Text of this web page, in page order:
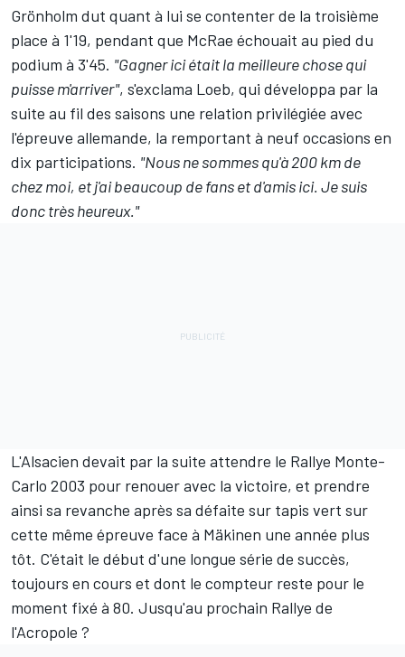
Grönholm dut quant à lui se contenter de la troisième
place à 1'19, pendant que McRae échouait au pied du
podium à 3'45. "Gagner ici était la meilleure chose qui
puisse m'arriver", s'exclama Loeb, qui développa par la
suite au fil des saisons une relation privilégiée avec
l'épreuve allemande, la remportant à neuf occasions en
dix participations. "Nous ne sommes qu'à 200 km de
chez moi, et j'ai beaucoup de fans et d'amis ici. Je suis
donc très heureux."
L'Alsacien devait par la suite attendre le Rallye Monte-
Carlo 2003 pour renouer avec la victoire, et prendre
ainsi sa revanche après sa défaite sur tapis vert sur
cette même épreuve face à Mäkinen une année plus
tôt. C'était le début d'une longue série de succès,
toujours en cours et dont le compteur reste pour le
moment fixé à 80. Jusqu'au prochain Rallye de
l'Acropole ?